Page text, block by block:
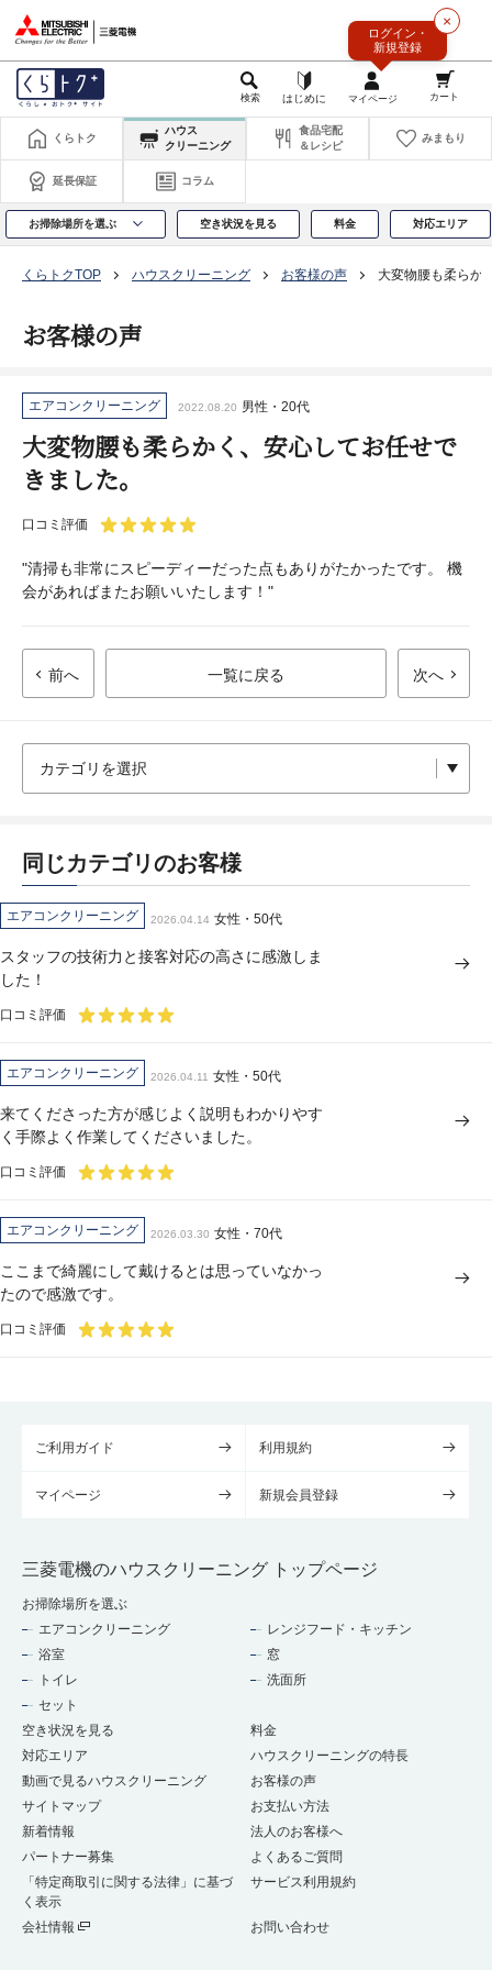
×
ログイン・
新規登録
くらトク
ハウス
クリーニング
食品宅配
＆レシピ
みまもり
延長保証 コラム
お掃除場所を選ぶ 空き状況を見る 料金 対応エリア
くらトクTOP ハウスクリーニング お客様の声 大変物腰も柔らか
お客様の声
エアコンクリーニング 2022.08.20 男性・20代
大変物腰も柔らかく、安心してお任せで
きました。
口コミ評価
"清掃も非常にスピーディーだった点もありがたかったです。 機
会があればまたお願いいたします！"
前へ 一覧に戻る 次へ
同じカテゴリのお客様
エアコンクリーニング 2026.04.14 女性・50代
スタッフの技術力と接客対応の高さに感激しま
した！
口コミ評価
エアコンクリーニング 2026.04.11 女性・50代
来てくださった方が感じよく説明もわかりやす
く手際よく作業してくださいました。
口コミ評価
エアコンクリーニング 2026.03.30 女性・70代
ここまで綺麗にして戴けるとは思っていなかっ
たので感激です。
口コミ評価
ご利用ガイド 利用規約
マイページ 新規会員登録
三菱電機のハウスクリーニング トップページ
お掃除場所を選ぶ
エアコンクリーニング
レンジフード・キッチン
浴室
窓
トイレ
洗面所
セット
空き状況を見る
料金
対応エリア
ハウスクリーニングの特長
動画で見るハウスクリーニング
お客様の声
サイトマップ
お支払い方法
新着情報
法人のお客様へ
パートナー募集
よくあるご質問
「特定商取引に関する法律」に基づ
く表示
サービス利用規約
会社情報 お問い合わせ